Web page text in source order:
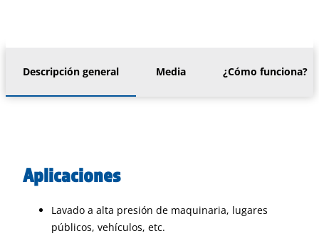
Descripción general Media ¿Cómo funciona?
Aplicaciones
Lavado a alta presión de maquinaria, lugares
públicos, vehículos, etc.